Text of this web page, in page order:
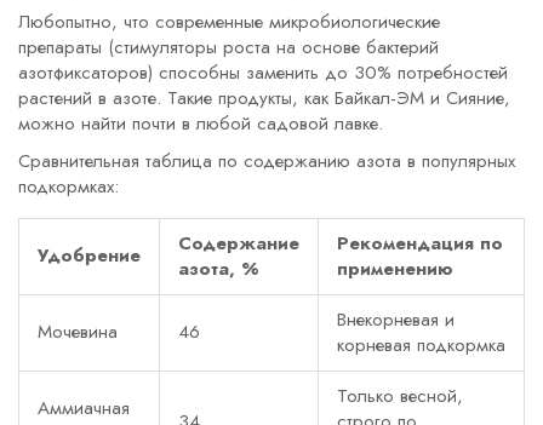
Любопытно, что современные микробиологические
препараты (стимуляторы роста на основе бактерий
азотфиксаторов) способны заменить до 30% потребностей
растений в азоте. Такие продукты, как Байкал-ЭМ и Сияние,
можно найти почти в любой садовой лавке.
Сравнительная таблица по содержанию азота в популярных
подкормках:
Удобрение
Содержание
азота, %
Рекомендация по
применению
Мочевина 46
Внекорневая и
корневая подкормка
Аммиачная
Только весной,